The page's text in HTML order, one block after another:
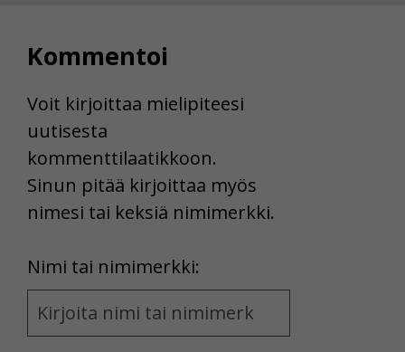
Kommentoi
Voit kirjoittaa mielipiteesi
uutisesta
kommenttilaatikkoon.
Sinun pitää kirjoittaa myös
nimesi tai keksiä nimimerkki.
Nimi tai nimimerkki:
Name
and